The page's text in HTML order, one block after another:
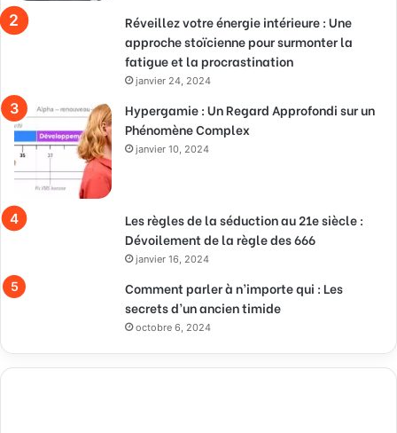
Réveillez votre énergie intérieure : Une
approche stoïcienne pour surmonter la
fatigue et la procrastination
janvier 24, 2024
Hypergamie : Un Regard Approfondi sur un
Phénomène Complex
janvier 10, 2024
Les règles de la séduction au 21e siècle :
Dévoilement de la règle des 666
janvier 16, 2024
Comment parler à n’importe qui : Les
secrets d’un ancien timide
octobre 6, 2024